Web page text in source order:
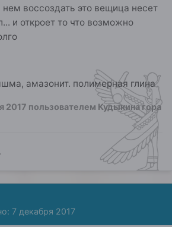
нем воссоздать это вещица несет
и откроет то что возможно
амазонит. полимерная глина
2017 пользователем Кудыкина гора
7 декабря 2017